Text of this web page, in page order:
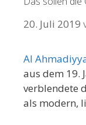
20. Juli 2019
Al
aus dem 19.
verblendete
als modern,